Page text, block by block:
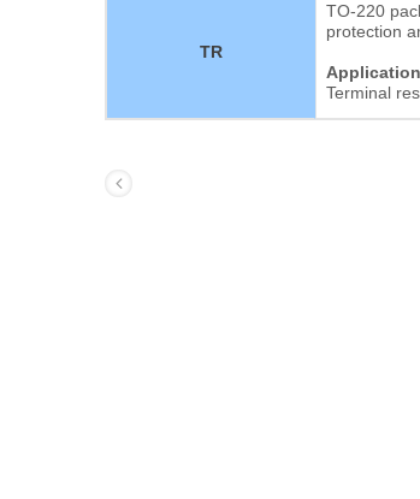
TR
TO-220
protection
Terminal